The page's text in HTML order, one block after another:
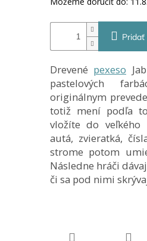
Pridať
Drevené pexeso
pastelových
originálnym
totiž mení podľa
vložíte do
autá, zvieratká,
strome potom
Následne hráči
či sa pod nimi